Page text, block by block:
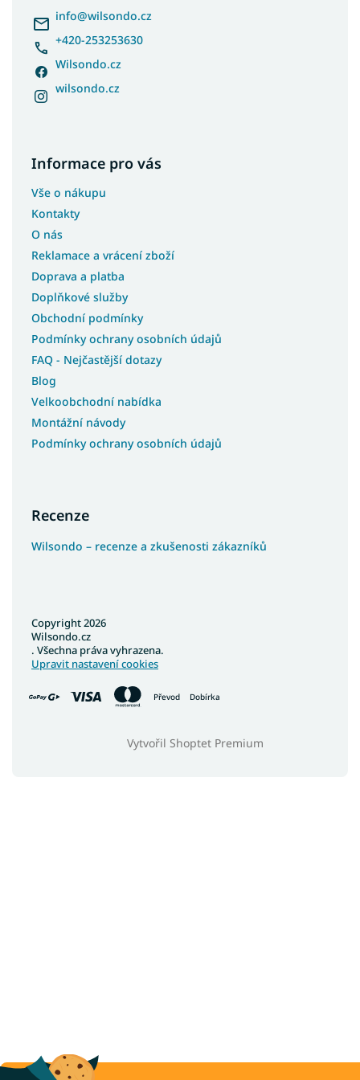
info@wilsondo.cz
+420-253253630
Wilsondo.cz
wilsondo.cz
Informace pro vás
Vše o nákupu
Kontakty
O nás
Reklamace a vrácení zboží
Doprava a platba
Doplňkové služby
Obchodní podmínky
Podmínky ochrany osobních údajů
FAQ - Nejčastější dotazy
Blog
Velkoobchodní nabídka
Montážní návody
Podmínky ochrany osobních údajů
Recenze
Wilsondo – recenze a zkušenosti zákazníků
Převod Dobírka
Vytvořil Shoptet Premium
Copyright 2026
Wilsondo.cz
. Všechna práva vyhrazena.
Upravit nastavení cookies